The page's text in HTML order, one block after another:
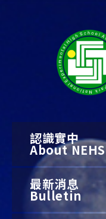
認識實中
About NEHS
最新消息
Bulletin